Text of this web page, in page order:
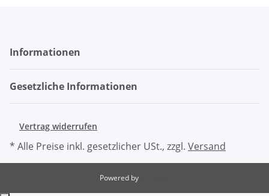
Informationen
Gesetzliche Informationen
Vertrag widerrufen
* Alle Preise inkl. gesetzlicher USt., zzgl. Versand
Powered by